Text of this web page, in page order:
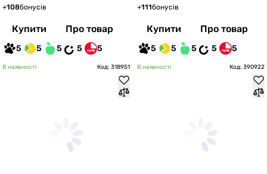
+108бонусів
Купити Про товар
5 5 5 5 5
+111бонусів
Купити Про товар
5 5 5 5 5
В наявності Код: 318951 В наявності Код: 390922